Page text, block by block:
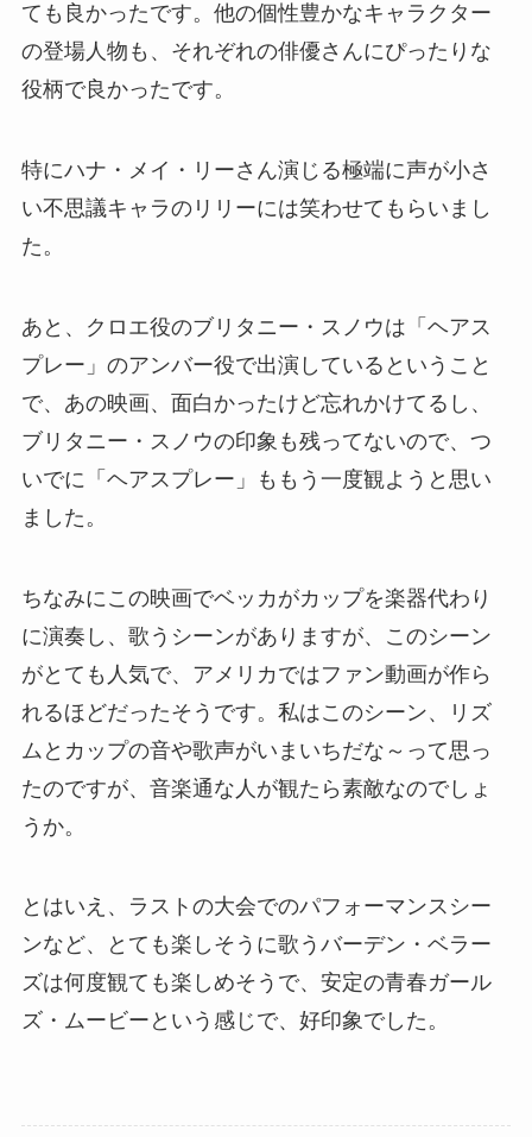
ても良かったです。他の個性豊かなキャラクター
の登場人物も、それぞれの俳優さんにぴったりな
役柄で良かったです。
特にハナ・メイ・リーさん演じる極端に声が小さ
い不思議キャラのリリーには笑わせてもらいまし
た。
あと、クロエ役のブリタニー・スノウは「ヘアス
プレー」のアンバー役で出演しているということ
で、あの映画、面白かったけど忘れかけてるし、
ブリタニー・スノウの印象も残ってないので、つ
いでに「ヘアスプレー」ももう一度観ようと思い
ました。
ちなみにこの映画でベッカがカップを楽器代わり
に演奏し、歌うシーンがありますが、このシーン
がとても人気で、アメリカではファン動画が作ら
れるほどだったそうです。私はこのシーン、リズ
ムとカップの音や歌声がいまいちだな～って思っ
たのですが、音楽通な人が観たら素敵なのでしょ
うか。
とはいえ、ラストの大会でのパフォーマンスシー
ンなど、とても楽しそうに歌うバーデン・ベラー
ズは何度観ても楽しめそうで、安定の青春ガール
ズ・ムービーという感じで、好印象でした。